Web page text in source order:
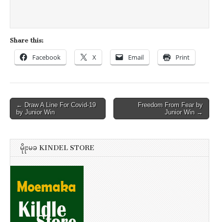
Share this:
Facebook X Email Print
Post
navigation
← Draw A Line For Covid-19
by Junior Win
Freedom From Fear by
Junior Win →
မိုုးမခ KINDEL STORE